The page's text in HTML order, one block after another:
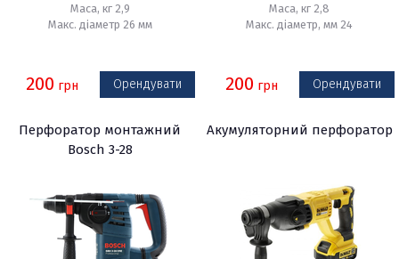
Маса, кг 2,9
Макс. діаметр 26 мм
200 грн Орендувати
Маса, кг 2,8
Макс. діаметр, мм 24
200 грн Орендувати
Перфоратор монтажний
Bosch 3-28
Акумуляторний перфоратор